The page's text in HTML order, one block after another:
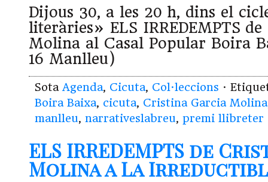
Dijous 30, a les 20 h, dins el
literàries» ELS IRREDEMPTS
Molina al Casal Popular Boira
16 Manlleu)
Sota Agenda, Cicuta, Col·leccions ·
Boira Baixa, cicuta, Cristina Garcia Molina
manlleu, narrativeslabreu, premi llibreter
ELS IRREDEMPTS de
Molina a La Irreductible